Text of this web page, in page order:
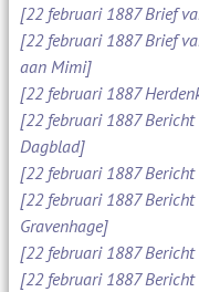
[22 februari 1887 Brief
[22 februari 1887 Brief
aan Mimi]
[22 februari 1887
[22 februari 1887
Dagblad]
[22 februari 1887
[22 februari 1887
Gravenhage]
[22 februari 1887 Bericht
[22 februari 1887